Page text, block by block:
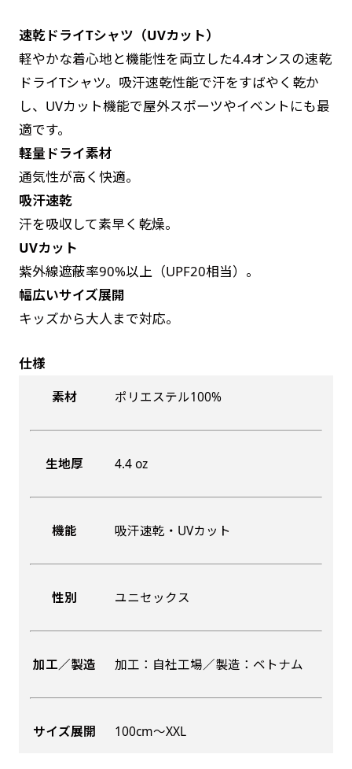
速乾ドライTシャツ（UVカット）
軽やかな着心地と機能性を両立した4.4オンスの速乾
ドライTシャツ。吸汗速乾性能で汗をすばやく乾か
し、UVカット機能で屋外スポーツやイベントにも最
適です。
軽量ドライ素材
通気性が高く快適。
吸汗速乾
汗を吸収して素早く乾燥。
UVカット
紫外線遮蔽率90%以上（UPF20相当）。
幅広いサイズ展開
キッズから大人まで対応。
仕様
素材 ポリエステル100%
生地厚 4.4 oz
機能 吸汗速乾・UVカット
性別 ユニセックス
加工／製造 加工：自社工場／製造：ベトナム
サイズ展開 100cm〜XXL
ます。（レギュラーのれん縦50cm／レギュラー
スリムのれん縦30cm）お店の入口付近の装飾に
是非！
お急ぎ［ +330円 ］
お急ぎは翌営業日発送（基本12時締め切り)枚数
によって対応できない場合、ギリギリでも対応
できる場合もあります。防炎加工、トロピカル
生地は対応不可です。